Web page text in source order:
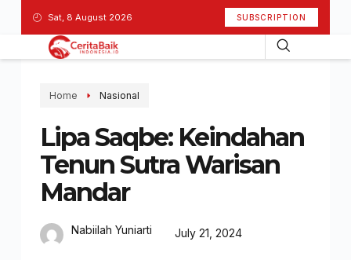
Sat, 8 August 2026 SUBSCRIPTION
Home Nasional
Lipa Saqbe: Keindahan
Tenun Sutra Warisan
Mandar
Nabiilah Yuniarti July 21, 2024